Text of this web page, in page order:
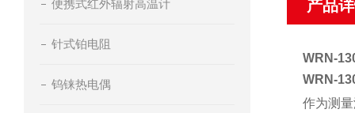
便携式红外辐射高温计
针式铂电阻
钨铼热电偶
产品
WRN-
WRN-
作为测